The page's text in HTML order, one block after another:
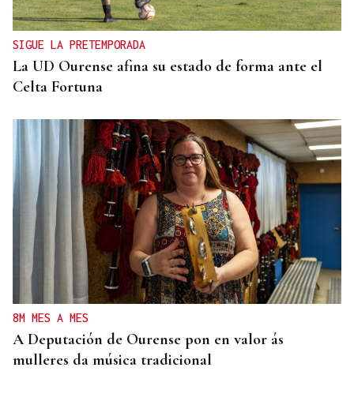
SIGUE LA PRETEMPORADA
La UD Ourense afina su estado de forma ante el
Celta Fortuna
8M MES A MES
A Deputación de Ourense pon en valor ás
mulleres da música tradicional